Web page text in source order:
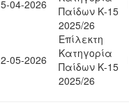
04-2026
Παίδων Κ-15
2025/26
05-2026
Επίλεκτη
Κατηγορία
Παίδων Κ-15
2025/26